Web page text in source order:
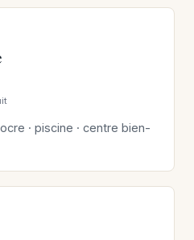
· piscine · centre bien-